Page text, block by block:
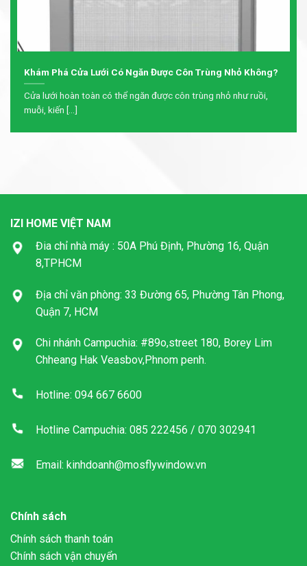
Khám Phá Cửa Lưới Có Ngăn Được Côn Trùng Nhỏ Không?
Cửa lưới hoàn toàn có thể ngăn được côn trùng nhỏ như ruồi,
muỗi, kiến [...]
IZI HOME VIỆT NAM
Đia chỉ nhà máy : 50A Phú Định, Phường 16, Quận
8,TPHCM
Địa chỉ văn phòng: 33 Đường 65, Phường Tân Phong,
Quận 7, HCM
Chi nhánh Campuchia: #89o,street 180, Borey Lim
Chheang Hak Veasbov,Phnom penh.
Hotline: 094 667 6600
Hotline Campuchia: 085 222456 / 070 302941
Email: kinhdoanh@mosflywindow.vn
Chính sách
Chính sách thanh toán
Chính sách vận chuyển